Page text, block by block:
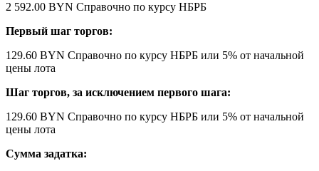
2 592.00 BYN Справочно по курсу НБРБ
Первый шаг торгов:
129.60 BYN Справочно по курсу НБРБ или 5% от начальной
цены лота
Шаг торгов, за исключением первого шага:
129.60 BYN Справочно по курсу НБРБ или 5% от начальной
цены лота
Сумма задатка: